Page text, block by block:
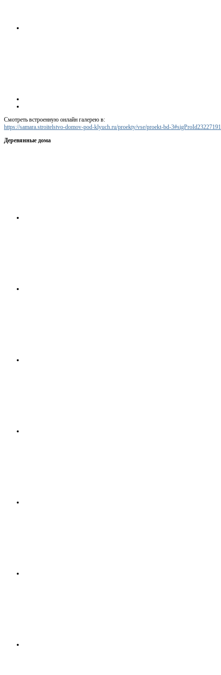
Смотреть встроенную онлайн галерею в:
https://samara.stroitelstvo-domov-pod-klyuch.ru/proekty/vse/proekt-bd-
Деревянные дома